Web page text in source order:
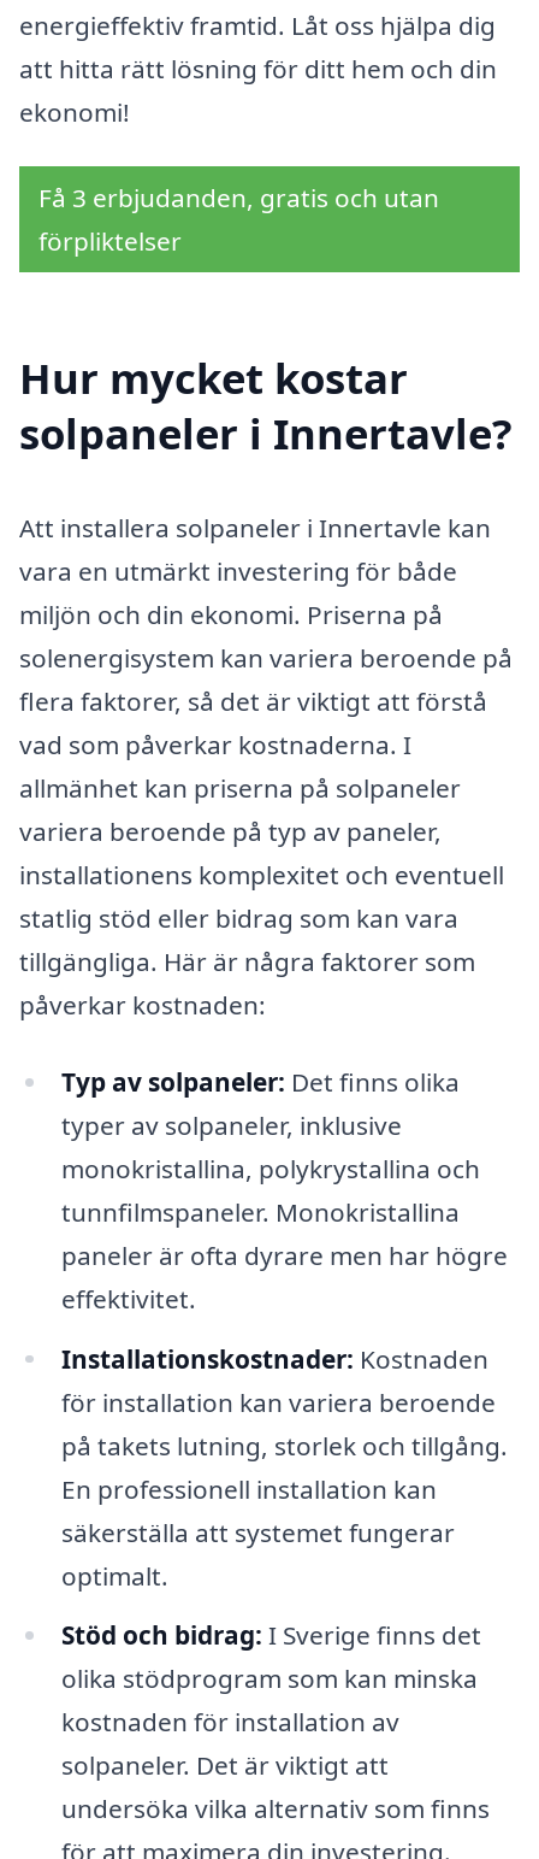
energieffektiv framtid. Låt oss hjälpa dig
att hitta rätt lösning för ditt hem och din
ekonomi!
Få 3 erbjudanden, gratis och utan
förpliktelser
Hur mycket kostar
solpaneler i Innertavle?
Att installera solpaneler i Innertavle kan
vara en utmärkt investering för både
miljön och din ekonomi. Priserna på
solenergisystem kan variera beroende på
flera faktorer, så det är viktigt att förstå
vad som påverkar kostnaderna. I
allmänhet kan priserna på solpaneler
variera beroende på typ av paneler,
installationens komplexitet och eventuell
statlig stöd eller bidrag som kan vara
tillgängliga. Här är några faktorer som
påverkar kostnaden:
Typ av solpaneler: Det finns olika
typer av solpaneler, inklusive
monokristallina, polykrystallina och
tunnfilmspaneler. Monokristallina
paneler är ofta dyrare men har högre
effektivitet.
Installationskostnader: Kostnaden
för installation kan variera beroende
på takets lutning, storlek och tillgång.
En professionell installation kan
säkerställa att systemet fungerar
optimalt.
Stöd och bidrag: I Sverige finns det
olika stödprogram som kan minska
kostnaden för installation av
solpaneler. Det är viktigt att
undersöka vilka alternativ som finns
för att maximera din investering.